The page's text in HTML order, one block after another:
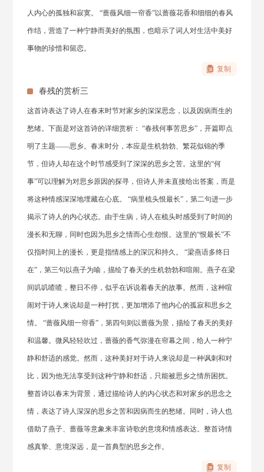
人内心的孤独和寂寞。 “蔷薇风细一帘香”以蔷薇花香和细细的春风
作结，营造了一种宁静而美好的氛围，也暗示了词人对生活中美好
事物的珍惜和留恋。
复制
春残的赏析三
这首诗表达了诗人在春末时节对家乡的深深思念，以及因病而生的
愁绪。下面是对这首诗的详细赏析： “春残何事苦思乡”，开篇即点
明了主题——思乡。春末时分，本应是生机勃勃、繁花似锦的季
节，但诗人却在这个时节感受到了深深的思乡之苦。这里的“何
事”可以理解为对思乡原因的探寻，但诗人并未直接给出答案，而是
将这种情感深深地埋藏在心底。 “病里梳头恨最长”，第二句进一步
揭示了诗人的内心状态。由于生病，诗人在梳头时感受到了时间的
漫长和无聊，同时也因为思乡之情而心生怨恨。这里的“恨最长”不
仅指时间上的漫长，更是指情感上的深沉和持久。 “梁燕语多终日
在”，第三句以燕子为喻，描绘了春天的生机勃勃和喧闹。燕子在梁
间叽叽喳喳，整日不停，似乎在诉说着春天的故事。然而，这种喧
闹对于诗人来说却是一种打扰，更加增添了他内心的孤寂和思乡之
情。 “蔷薇风细一帘香”，第四句则以蔷薇为景，描绘了春天的美好
和温馨。微风轻轻吹过，蔷薇的香气弥漫在帘幕之间，给人一种宁
静和舒适的感觉。然而，这种美好对于诗人来说却是一种讽刺和对
比，因为他无法享受到这种宁静和舒适，只能被思乡之情所困扰。
整首诗以春末为背景，通过描绘诗人的内心状态和对家乡的思念之
情，表达了诗人深深的思乡之苦和因病而生的愁绪。同时，诗人也
借助了燕子、蔷薇等意象来丰富诗歌的意境和情感表达。整首诗情
感真挚、意境深远，是一首典型的思乡之作。
复制